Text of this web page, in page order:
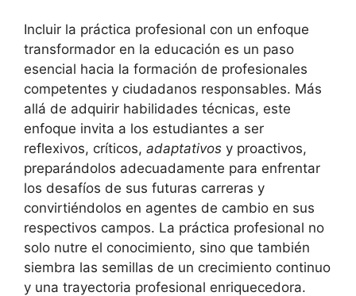
Incluir la práctica⁢ profesional ⁢con un enfoque
‌transformador en ‍la educación⁢ es un paso
esencial hacia la formación ​de profesionales
competentes y ⁢ciudadanos ⁣responsables. Más
allá de ​adquirir habilidades​ técnicas, este
enfoque invita a los⁤ estudiantes⁤ a ⁣ser
reflexivos,‌ críticos,⁢ adaptativos y ‌proactivos,
preparándolos adecuadamente para ⁢enfrentar
los ⁣desafíos de​ sus futuras ⁤carreras y
convirtiéndolos en⁣ agentes de cambio en sus
respectivos ⁤campos. La ⁢práctica profesional ⁢no‍
solo nutre el⁤ conocimiento, sino que también⁤
siembra las semillas de un crecimiento⁣ continuo
y‌ una trayectoria profesional enriquecedora.